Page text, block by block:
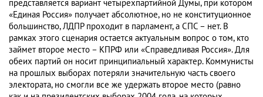
представляется вариант четырехпартийной Думы, при котором
«Единая Россия» получает абсолютное, но не конституционное
большинство, ЛДПР проходит в парламент, а СПС – нет. В
рамках этого сценария остается актуальным вопрос о том, кто
займет второе место – КПРФ или «Справедливая Россия». Для
обеих партий он носит принципиальный характер. Коммунисты
на прошлых выборах потеряли значительную часть своего
электората, но смогли все же удержать второе место (равно